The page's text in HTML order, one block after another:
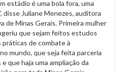
estádio é uma bola fora, uma
disse Juliane Menezes, auditora
de Minas Gerais. Primeira mulher
que sejam feitos estudos
de combate à
mundo, que seja feita parceria
que haja uma ampliação da